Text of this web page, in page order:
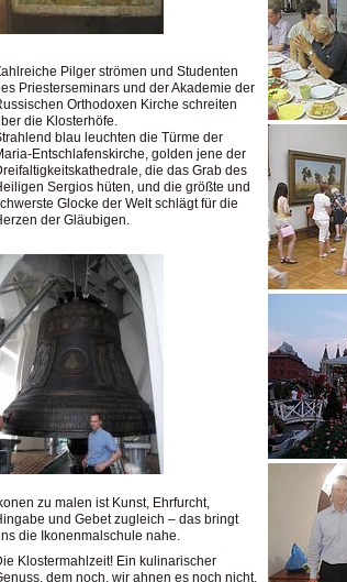
Pilger strömen und Studenten
Priesterseminars und der Akademie der
Orthodoxen Kirche schreiten
die Klosterhöfe.
blau leuchten die Türme der
Entschlafenskirche, golden jene der
die das Grab des
Sergios hüten, und die größte und
Glocke der Welt schlägt für die
der Gläubigen.
zu malen ist Kunst, Ehrfurcht,
und Gebet zugleich – das bringt
die Ikonenmalschule nahe.
Klostermahlzeit! Ein kulinarischer
dem noch, wir ahnen es noch nicht,